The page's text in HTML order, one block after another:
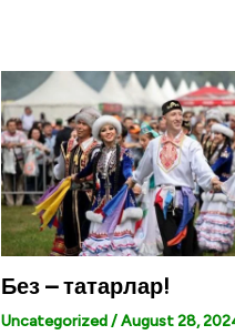
Без – татарлар!
Uncategorized/August 28,